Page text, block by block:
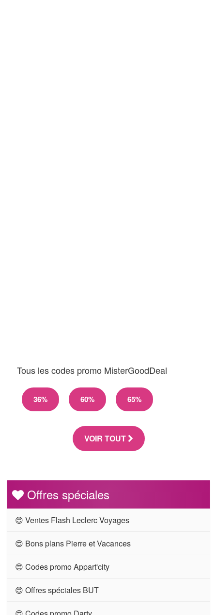
Tous les codes promo MisterGoodDeal
36% 60% 65%
VOIR TOUT
Offres spéciales
😍 Ventes Flash Leclerc Voyages
😍 Bons plans Pierre et Vacances
😍 Codes promo Appart'city
😍 Offres spéciales BUT